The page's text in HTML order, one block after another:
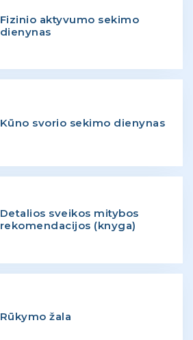
Fizinio aktyvumo sekimo
dienynas
Kūno svorio sekimo dienynas
Detalios sveikos mitybos
rekomendacijos (knyga)
Rūkymo žala